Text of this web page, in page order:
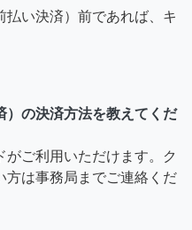
払い決済）前であれば、キ
）の決済方法を教えてくだ
ご利用いただけます。ク
方は事務局までご連絡くだ